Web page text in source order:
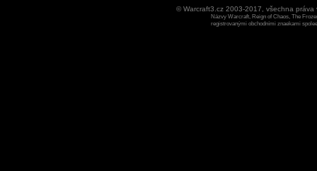
© Warcraft3.cz 2003-2017, všechna
Názvy Warcraft, Reign of Chaos, The
registrovanými obchodními znaekami